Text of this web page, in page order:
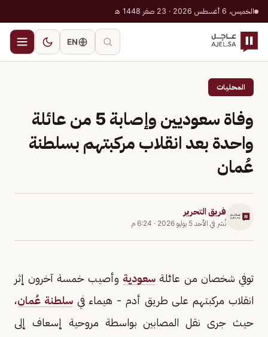
الخميس، 6 أغسطس 2026 · 23 صفر 1448 هـ
EN
المحليات
وفاة سعوديين وإصابة 5 من عائلة
واحدة بعد انقلاب مركبتهم بسلطنة
عُمان
فريق التحرير
نُشر في الأحد 5 يوليو 2026 · 6:24 م
توفي شخصان من عائلة سعودية وأصيب خمسة آخرون إثر
انقلاب مركبتهم على طريق أدم - هيماء فيسلطنة عُمان،
حيث جرى نقل المصابين بواسطة مروحية إسعاف إلى